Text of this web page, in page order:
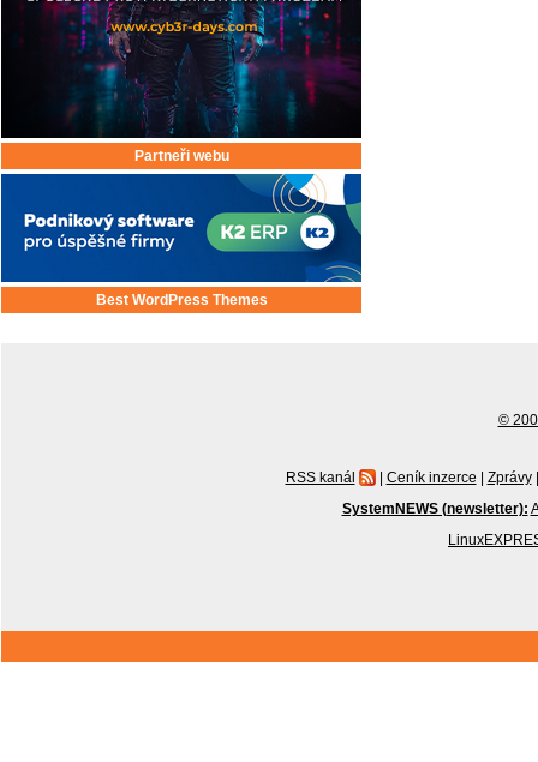
Partneři webu
Best WordPress Themes
©
RSS kanál | Ceník inzerce | Zprávy |
SystemNEWS (newsletter):